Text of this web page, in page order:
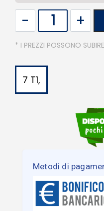
* I PREZZI POSSONO
7 T1,
Metodi di